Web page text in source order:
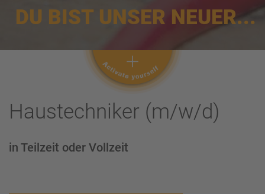
DU BIST UNSER NEUER...
Haustechniker (m/w/d)
in Teilzeit oder Vollzeit